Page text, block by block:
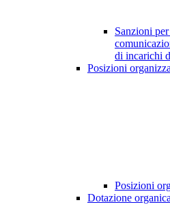
Sanzioni
di incarichi
Posizioni
Posizioni
Dotazione organica